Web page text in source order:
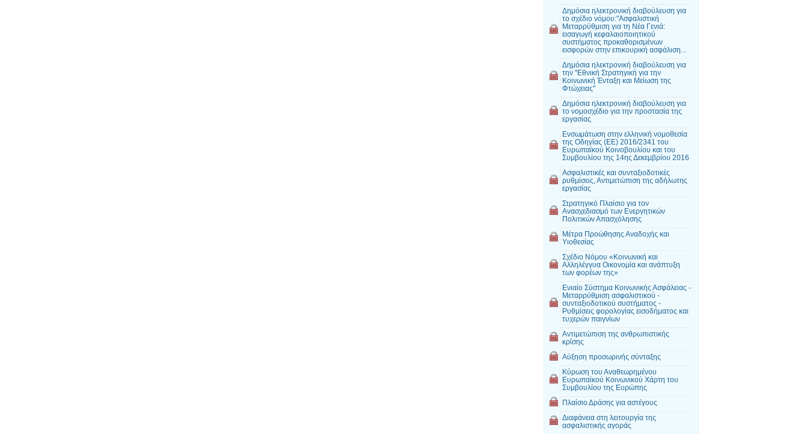
Δημόσια ηλεκτρονική διαβούλευση για
το σχέδιο νόμου:"Ασφαλιστική
Μεταρρύθμιση για τη Νέα Γενιά:
εισαγωγή κεφαλαιοποιητικού
συστήματος προκαθορισμένων
εισφορών στην επικουρική ασφάλιση...
Δημόσια ηλεκτρονική διαβούλευση για
την "Εθνική Στρατηγική για την
Κοινωνική Ένταξη και Μείωση της
Φτώχειας"
Δημόσια ηλεκτρονική διαβούλευση για
το νομοσχέδιο για την προστασία της
εργασίας
Ενσωμάτωση στην ελληνική νομοθεσία
της Οδηγίας (EE) 2016/2341 του
Ευρωπαϊκού Κοινοβουλίου και του
Συμβουλίου της 14ης Δεκεμβρίου 2016
Ασφαλιστικές και συνταξιοδοτικές
ρυθμίσεις, Αντιμετώπιση της αδήλωτης
εργασίας
Στρατηγικό Πλαίσιο για τον
Ανασχεδιασμό των Ενεργητικών
Πολιτικών Απασχόλησης
Μέτρα Προώθησης Αναδοχής και
Υιοθεσίας
Σχέδιο Νόμου «Κοινωνική και
Αλληλέγγυα Οικονομία και ανάπτυξη
των φορέων της»
Ενιαίο Σύστημα Κοινωνικής Ασφάλειας -
Μεταρρύθμιση ασφαλιστικού -
συνταξιοδοτικού συστήματος -
Ρυθμίσεις φορολογίας εισοδήματος και
τυχερών παιγνίων
Αντιμετώπιση της ανθρωπιστικής
κρίσης
Αύξηση προσωρινής σύνταξης
Κύρωση του Αναθεωρημένου
Ευρωπαϊκού Κοινωνικού Χάρτη του
Συμβουλίου της Ευρώπης
Πλαίσιο Δράσης για αστέγους
Διαφάνεια στη λειτουργία της
ασφαλιστικής αγοράς